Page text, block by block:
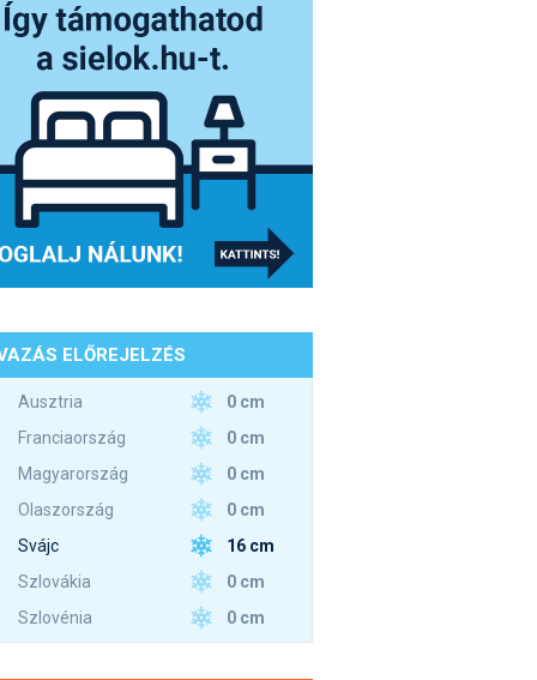
ELŐREJELZÉS
Ausztria
0 cm
Franciaország
0 cm
Magyarország
0 cm
Olaszország
0 cm
Svájc
16 cm
Szlovákia
0 cm
Szlovénia
0 cm